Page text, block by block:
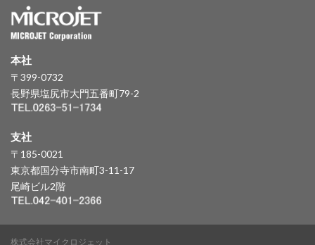
本社
〒399-0732
長野県塩尻市大門五番町79-2
支社
〒185-0021
東京都国分寺市南町3-11-17
尾崎ビル2階
株式会社マイクロジェット